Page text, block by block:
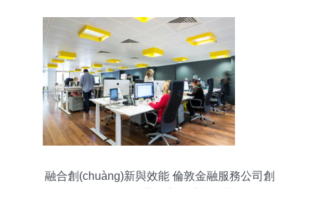
融合創(chuàng)新與效能 倫敦金融服務公司創